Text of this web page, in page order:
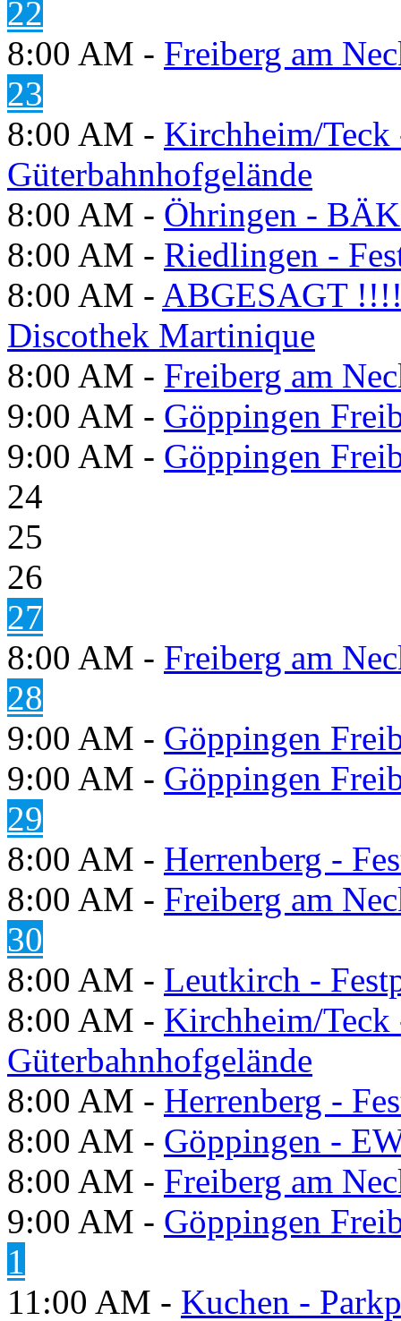
22
8:00 AM - Freiberg am
23
8:00 AM - Kirchheim/Teck
Güterbahnhofgelände
8:00 AM - Öhringen -
8:00 AM - Riedlingen -
8:00 AM - ABGESAGT !!!!
Discothek Martinique
8:00 AM - Freiberg am
9:00 AM - Göppingen
9:00 AM - Göppingen
24
25
26
27
8:00 AM - Freiberg am
28
9:00 AM - Göppingen
9:00 AM - Göppingen
29
8:00 AM - Herrenberg -
8:00 AM - Freiberg am
30
8:00 AM - Leutkirch -
8:00 AM - Kirchheim/Teck
Güterbahnhofgelände
8:00 AM - Herrenberg -
8:00 AM - Göppingen -
8:00 AM - Freiberg am
9:00 AM - Göppingen
1
11:00 AM - Kuchen -